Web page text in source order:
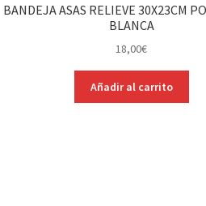
BANDEJA ASAS RELIEVE 30X23CM
BLANCA
18,00€
Añadir al carrito